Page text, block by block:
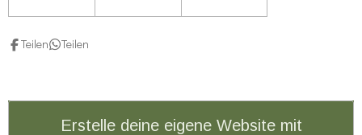
Teilen Teilen
Erstelle deine eigene Website mit